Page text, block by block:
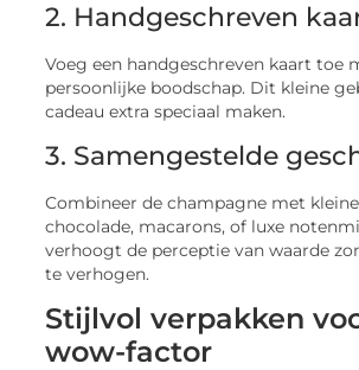
2. Handgeschreven
Voeg een handgeschreven kaart toe
persoonlijke boodschap. Dit kleine
cadeau extra speciaal maken.
3. Samengestelde
Combineer de champagne met kleine
chocolade, macarons, of luxe
verhoogt de perceptie van waarde
te verhogen.
Stijlvol verpakken
wow-factor